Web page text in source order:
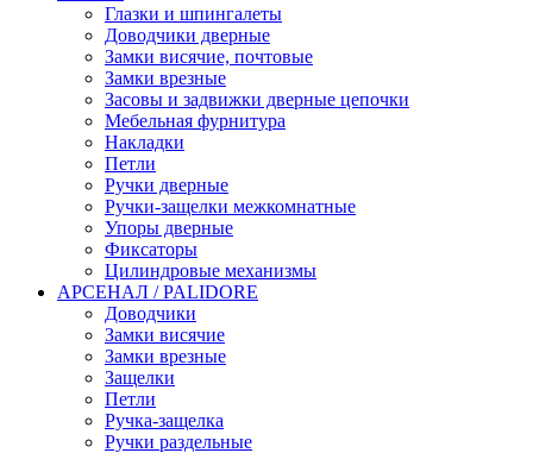
Глазки и шпингалеты
Доводчики дверные
Замки висячие, почтовые
Замки врезные
Засовы и задвижки дверные цепочки
Мебельная фурнитура
Накладки
Петли
Ручки дверные
Ручки-защелки межкомнатные
Упоры дверные
Фиксаторы
Цилиндровые механизмы
АРСЕНАЛ / PALIDORE
Доводчики
Замки висячие
Замки врезные
Защелки
Петли
Ручка-защелка
Ручки раздельные